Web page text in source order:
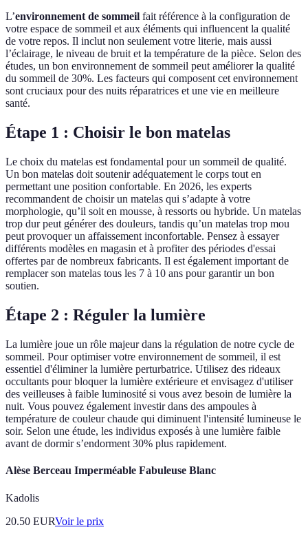
L’environnement de sommeil fait référence à la configuration de
votre espace de sommeil et aux éléments qui influencent la qualité
de votre repos. Il inclut non seulement votre literie, mais aussi
l’éclairage, le niveau de bruit et la température de la pièce. Selon des
études, un bon environnement de sommeil peut améliorer la qualité
du sommeil de 30%. Les facteurs qui composent cet environnement
sont cruciaux pour des nuits réparatrices et une vie en meilleure
santé.
Étape 1 : Choisir le bon matelas
Le choix du matelas est fondamental pour un sommeil de qualité.
Un bon matelas doit soutenir adéquatement le corps tout en
permettant une position confortable. En 2026, les experts
recommandent de choisir un matelas qui s’adapte à votre
morphologie, qu’il soit en mousse, à ressorts ou hybride. Un matelas
trop dur peut générer des douleurs, tandis qu’un matelas trop mou
peut provoquer un affaissement inconfortable. Pensez à essayer
différents modèles en magasin et à profiter des périodes d'essai
offertes par de nombreux fabricants. Il est également important de
remplacer son matelas tous les 7 à 10 ans pour garantir un bon
soutien.
Étape 2 : Réguler la lumière
La lumière joue un rôle majeur dans la régulation de notre cycle de
sommeil. Pour optimiser votre environnement de sommeil, il est
essentiel d'éliminer la lumière perturbatrice. Utilisez des rideaux
occultants pour bloquer la lumière extérieure et envisagez d'utiliser
des veilleuses à faible luminosité si vous avez besoin de lumière la
nuit. Vous pouvez également investir dans des ampoules à
température de couleur chaude qui diminuent l'intensité lumineuse le
soir. Selon une étude, les individus exposés à une lumière faible
avant de dormir s’endorment 30% plus rapidement.
Alèse Berceau Imperméable Fabuleuse Blanc
Kadolis
20.50 EURVoir le prix